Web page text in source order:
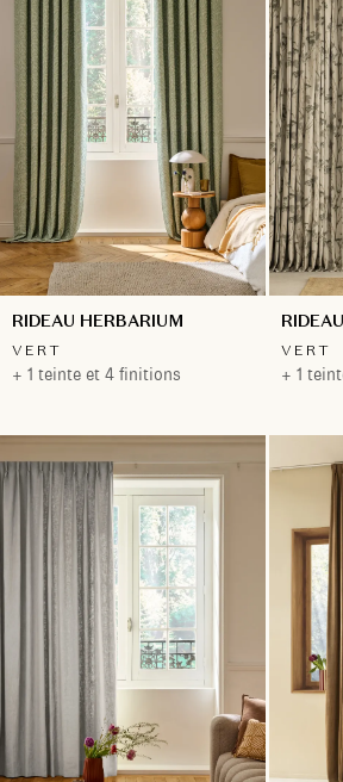
RIDEAU HERBARIUM
VERT
+ 1 teinte et 4 finitions
VERT
+ 1